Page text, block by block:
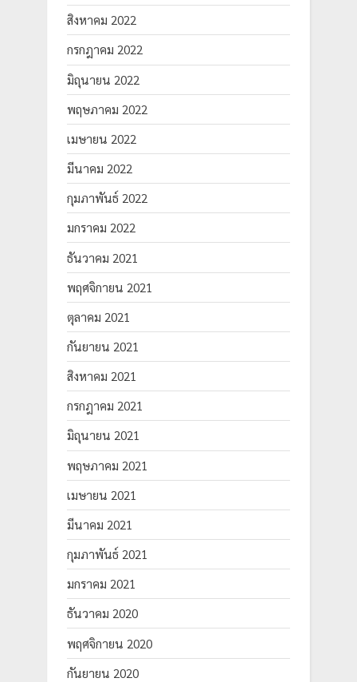
สิงหาคม 2022
กรกฎาคม 2022
มิถุนายน 2022
พฤษภาคม 2022
เมษายน 2022
มีนาคม 2022
กุมภาพันธ์ 2022
มกราคม 2022
ธันวาคม 2021
พฤศจิกายน 2021
ตุลาคม 2021
กันยายน 2021
สิงหาคม 2021
กรกฎาคม 2021
มิถุนายน 2021
พฤษภาคม 2021
เมษายน 2021
มีนาคม 2021
กุมภาพันธ์ 2021
มกราคม 2021
ธันวาคม 2020
พฤศจิกายน 2020
กันยายน 2020